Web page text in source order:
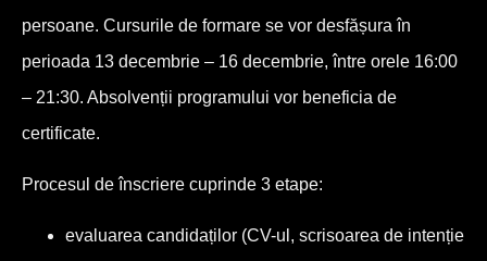
persoane. Cursurile de formare se vor desfășura în
perioada 13 decembrie – 16 decembrie, între orele 16:00
– 21:30. Absolvenții programului vor beneficia de
certificate.
Procesul de înscriere cuprinde 3 etape:
evaluarea candidaților (CV-ul, scrisoarea de intenție